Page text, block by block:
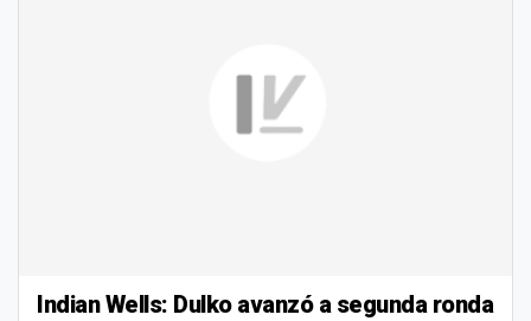
Indian Wells: Dulko avanzó a segunda ronda